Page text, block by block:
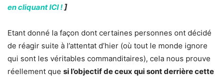
en cliquant ICI !]
Etant donné la façon dont certaines personnes ont décidé
de réagir suite à l’attentat d’hier (où tout le monde ignore
qui sont les véritables commanditaires), cela nous prouve
réellement que si l’objectif de ceux qui sont derrière cette